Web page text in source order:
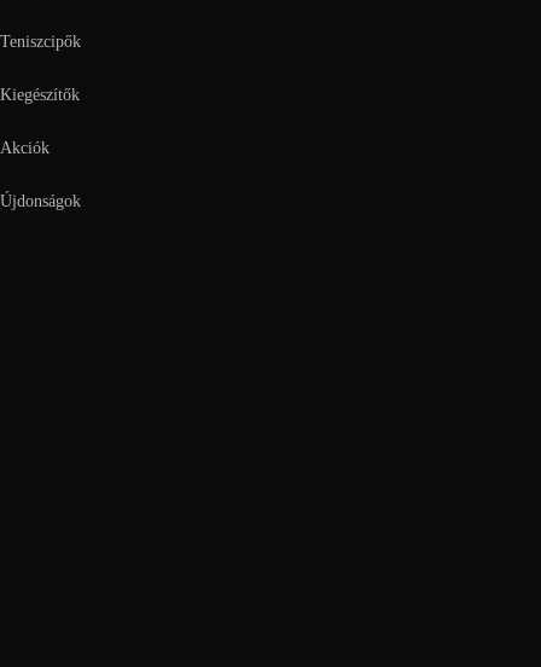
Teniszcipők
Kiegészítők
Akciók
Újdonságok